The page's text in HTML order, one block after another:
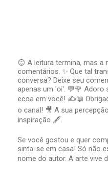
P
o
s
t
a
r
u
c
o
m
😊 A leitura termina, mas a
comentários. ✨ Que tal
conversa? Deixe seu
apenas um 'oi'. 💬🌹 Adoro
ecoa em você! ✍️📖
o canal! 🎥 A sua
inspiração 🖋️.
Se você gostou e quer
sinta-se em casa! Só não
nome do autor. A arte vive